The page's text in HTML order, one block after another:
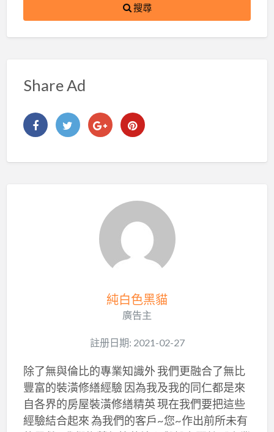
搜尋
Share Ad
純白色黑貓
廣告主
註册日期: 2021-02-27
除了無與倫比的專業知識外 我們更融合了無比
豐富的裝潢修繕經驗 因為我及我的同仁都是來
自各界的房屋裝潢修繕精英 現在我們要把這些
經驗結合起來 為我們的客戶~您~作出前所未有